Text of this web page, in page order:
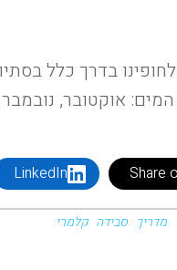
בדרך כלל
אוקטובר, נובמבר
Share
LinkedIn
מדריך סבידה קלמרי